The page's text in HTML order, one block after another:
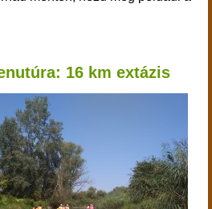
16 km extázis